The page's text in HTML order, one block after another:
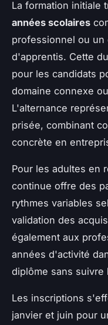
La formation initiale
années scolaires
professionnel ou un
d'apprentis. Cette
pour les candidats
domaine connexe
L'alternance
prisée, combinant
concrète en
Pour les adultes en
continue offre des
rythmes variables
validation des
également aux
années d'activité
diplôme sans suivre
Les inscriptions
janvier et juin pour